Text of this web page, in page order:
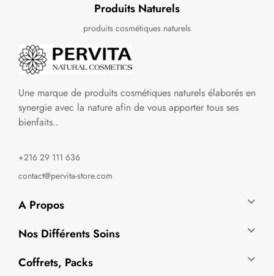
Produits Naturels
produits cosmétiques naturels
Une marque de produits cosmétiques naturels élaborés en
synergie avec la nature afin de vous apporter tous ses
bienfaits..
+216 29 111 636
contact@pervita-store.com
A Propos 
Nos Différents Soins 
Coffrets, Packs 